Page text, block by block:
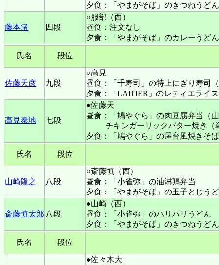
夕食：「やまがそば」のきつねうどん
藤本渚 四段
○服部（西）
昼食：注文なし
夕食：「やまがそば」のカレーうどん
氏名 段位
佐藤天彦 九段
○髙見
昼食：「千寿司」の特上にぎり寿司
夕食：「LAITIER」のレティエライ
髙見泰地 七段
●佐藤天
昼食：「鳩やぐら」の肉豆腐弁当（
チキンガーリックバター焼き（
夕食：「鳩やぐら」の屋台風焼きそば
氏名 段位
山崎隆之 八段
○斎藤慎（西）
昼食：「小雀弥」の油淋鶏弁当
夕食：「やまがそば」の玉子とじう
斎藤慎太郎 八段
●山崎（西）
昼食：「小雀弥」のハリハリうどん
夕食：「やまがそば」のきつねうどん
氏名 段位
●佐々木大